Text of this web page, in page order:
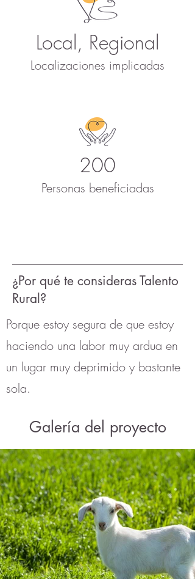
Local, Regional
Localizaciones implicadas
200
Personas beneficiadas
¿Por qué te consideras Talento
Rural?
Porque estoy segura de que estoy
haciendo una labor muy ardua en
un lugar muy deprimido y bastante
sola.
Galería del proyecto